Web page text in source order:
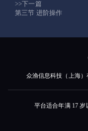
>>下一篇
第三节 进阶操作
众渔信息科技（上海）
平台适合年满 17